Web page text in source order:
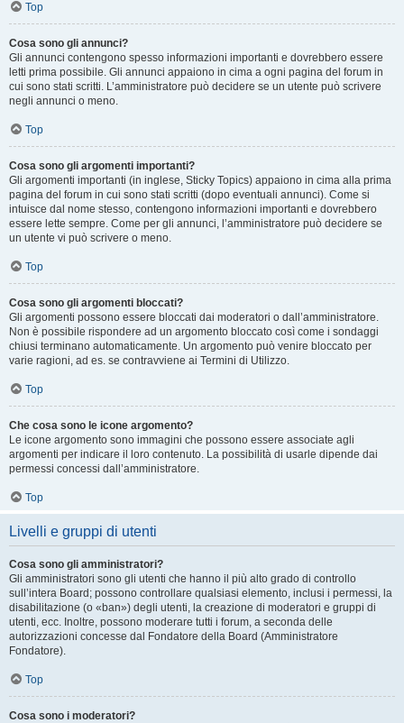
Top
Cosa sono gli annunci?
Gli annunci contengono spesso informazioni importanti e dovrebbero essere
letti prima possibile. Gli annunci appaiono in cima a ogni pagina del forum in
cui sono stati scritti. L’amministratore può decidere se un utente può scrivere
negli annunci o meno.
Top
Cosa sono gli argomenti importanti?
Gli argomenti importanti (in inglese, Sticky Topics) appaiono in cima alla prima
pagina del forum in cui sono stati scritti (dopo eventuali annunci). Come si
intuisce dal nome stesso, contengono informazioni importanti e dovrebbero
essere lette sempre. Come per gli annunci, l’amministratore può decidere se
un utente vi può scrivere o meno.
Top
Cosa sono gli argomenti bloccati?
Gli argomenti possono essere bloccati dai moderatori o dall’amministratore.
Non è possibile rispondere ad un argomento bloccato così come i sondaggi
chiusi terminano automaticamente. Un argomento può venire bloccato per
varie ragioni, ad es. se contravviene ai Termini di Utilizzo.
Top
Che cosa sono le icone argomento?
Le icone argomento sono immagini che possono essere associate agli
argomenti per indicare il loro contenuto. La possibilità di usarle dipende dai
permessi concessi dall’amministratore.
Top
Livelli e gruppi di utenti
Cosa sono gli amministratori?
Gli amministratori sono gli utenti che hanno il più alto grado di controllo
sull’intera Board; possono controllare qualsiasi elemento, inclusi i permessi, la
disabilitazione (o «ban») degli utenti, la creazione di moderatori e gruppi di
utenti, ecc. Inoltre, possono moderare tutti i forum, a seconda delle
autorizzazioni concesse dal Fondatore della Board (Amministratore
Fondatore).
Top
Cosa sono i moderatori?